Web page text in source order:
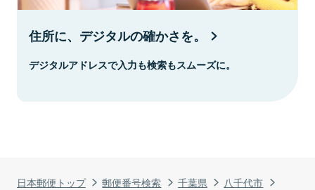
日本郵便トップ 郵便番号検索 千葉県
八千代市
住所に、デジタルの確かさを。
デジタルアドレスで入力も検索もスムーズに。